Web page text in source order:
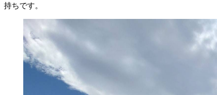
持ちです。